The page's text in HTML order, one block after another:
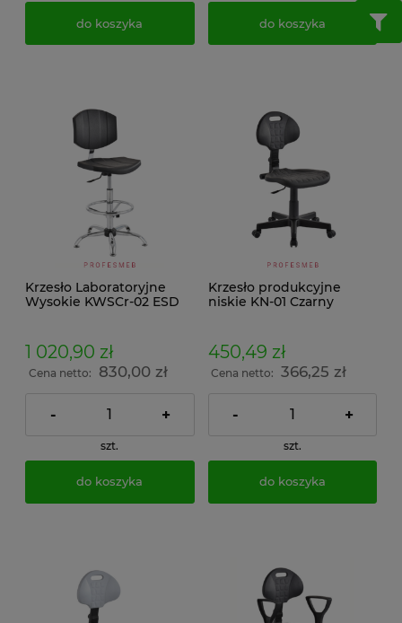
do koszyka do koszyka
Krzesło Laboratoryjne
Wysokie KWSCr-02 ESD
1 020,90 zł
Cena netto: 830,00 zł
- +
szt.
do koszyka
Krzesło produkcyjne
niskie KN-01 Czarny
450,49 zł
Cena netto: 366,25 zł
- +
szt.
do koszyka